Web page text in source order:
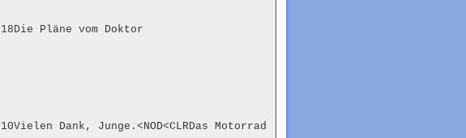
Pläne vom Doktor
Dank, Junge.<NOD<CLRDas Motorrad